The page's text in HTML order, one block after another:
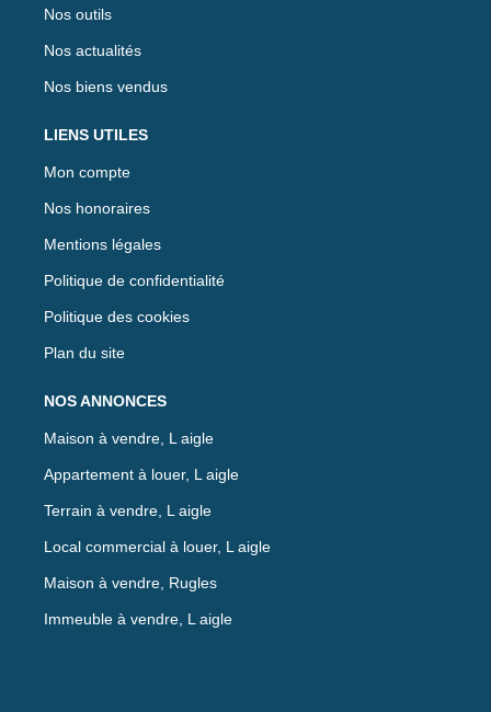
Nos outils
Nos actualités
Nos biens vendus
LIENS UTILES
Mon compte
Nos honoraires
Mentions légales
Politique de confidentialité
Politique des cookies
Plan du site
NOS ANNONCES
Maison à vendre, L aigle
Appartement à louer, L aigle
Terrain à vendre, L aigle
Local commercial à louer, L aigle
Maison à vendre, Rugles
Immeuble à vendre, L aigle